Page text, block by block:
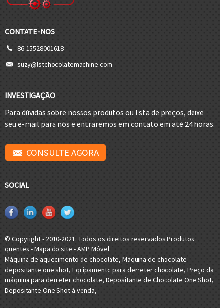
CONTATE-NOS
86-15528001618
suzy@lstchocolatemachine.com
INVESTIGAÇÃO
Para dúvidas sobre nossos produtos ou lista de preços, deixe
seu e-mail para nós e entraremos em contato em até 24 horas.
CONSULTE AGORA
SOCIAL
© Copyright - 2010-2021: Todos os direitos reservados.Produtos
quentes -Mapa do site -AMP Móvel
Máquina de aquecimento de chocolate, Máquina de chocolate
depositante one shot, Equipamento para derreter chocolate, Preço da
máquina para derreter chocolate, Depositante de Chocolate One Shot,
Depositante One Shot à venda,